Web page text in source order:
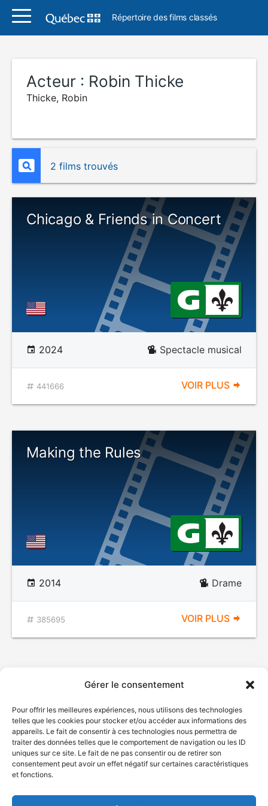
Gérer le consentement
Pour offrir les meilleures expériences, nous utilisons des technologies
telles que les cookies pour stocker et/ou accéder aux informations des
appareils. Le fait de consentir à ces technologies nous permettra de
traiter des données telles que le comportement de navigation ou les ID
uniques sur ce site. Le fait de ne pas consentir ou de retirer son
consentement peut avoir un effet négatif sur certaines caractéristiques
et fonctions.
Répertoire des films classés
Acteur : Robin Thicke
Thicke, Robin
2 films trouvés
Chicago & Friends in Concert
2024 Spectacle musical
441666 VOIR PLUS
Making the Rules
2014 Drame
385695 VOIR PLUS
© Gouvernement du Québec, 2026
Plan du site